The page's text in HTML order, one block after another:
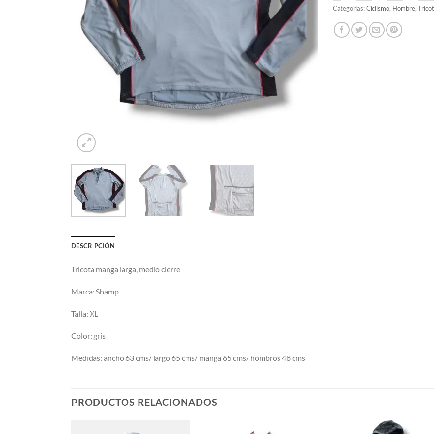
Categorías:Ciclismo, Hombre,
DESCRIPCIÓN
Tricota manga larga, medio cierre
Marca: Shamp
Talla: XL
Color: gris
Medidas: ancho 63 cms/ largo 65 cms/ manga 65 cms/ hombros 48 cms
PRODUCTOS RELACIONADOS